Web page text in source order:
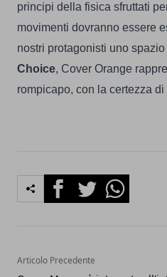
principi della fisica sfruttati
movimenti dovranno essere
nostri protagonisti uno
Choice, Cover Orange
rompicapo, con la certezza
FacebookTwitterWhatsapp
Articolo Precedente